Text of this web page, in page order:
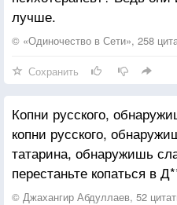
Чтобы решать, как нам
Ты! Паразитирующее
Мы для тебя — безродная
Презренная, как мухи на
Тебе России прошлое
Но вспомни, ты на чьей
Что ж, упивайся, власть
лучше.
© «Одиночество в Сети», 258
Сохранить
Копни русского,
копни русского,
татарина, обнаружишь
перестаньте копаться в
© Джахангир Абдуллаев, 52